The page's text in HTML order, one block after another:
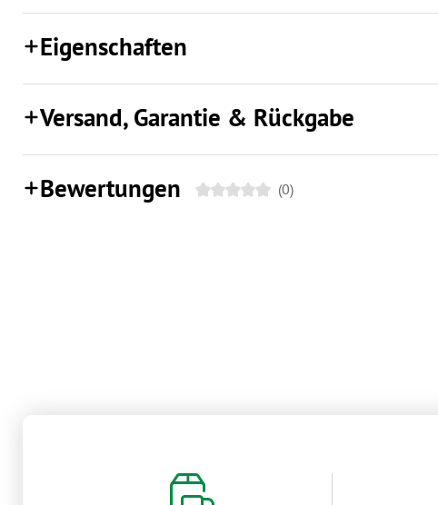
Eigenschaften
Versand, Garantie & Rückgabe
Bewertungen (0)